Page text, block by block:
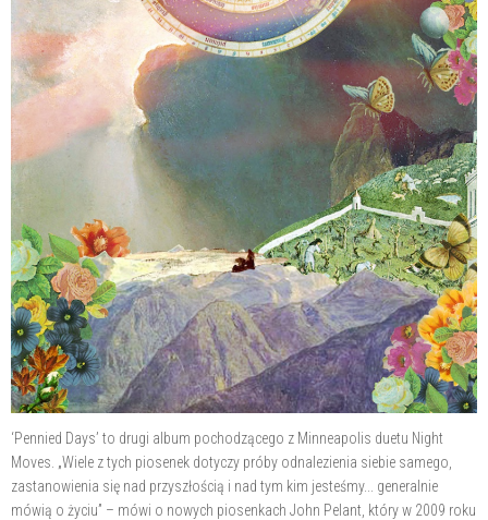
‘Pennied Days’ to drugi album pochodzącego z Minneapolis duetu Night
Moves. „Wiele z tych piosenek dotyczy próby odnalezienia siebie samego,
zastanowienia się nad przyszłością i nad tym kim jesteśmy... generalnie
mówią o życiu” – mówi o nowych piosenkach John Pelant, który w 2009 roku